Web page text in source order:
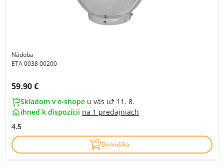
Nádoba
ETA 0038 00200
Cena s DPH:
59.90 €
Skladom v e-shope u vás už 11. 8.
ihneď k dispozícii na 1 predajniach
4.5
Do košíka